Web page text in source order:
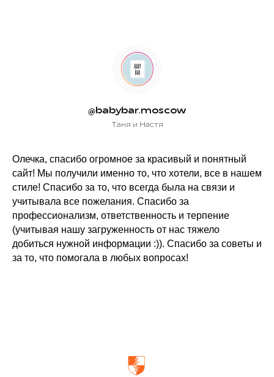
@babybar.moscow
Таня и Настя
Олечка, спасибо огромное за красивый и понятный
сайт! Мы получили именно то, что хотели, все в нашем
стиле! Спасибо за то, что всегда была на связи и
учитывала все пожелания. Спасибо за
профессионализм, ответственность и терпение
(учитывая нашу загруженность от нас тяжело
добиться нужной информации :)). Спасибо за советы и
за то, что помогала в любых вопросах!